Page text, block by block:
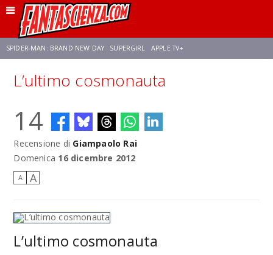
SPIDER-MAN: BRAND NEW DAY SUPERGIRL APPLE TV+
FRANCO RICCIARDIELLO ZENDAYA STAR TREK
NETFLIX SADIE SINK STAR TREK: STRANGE NEW WORLDS
L’ultimo cosmonauta
14
Recensione di Giampaolo Rai
Domenica 16 dicembre 2012
A A
L’ultimo cosmonauta